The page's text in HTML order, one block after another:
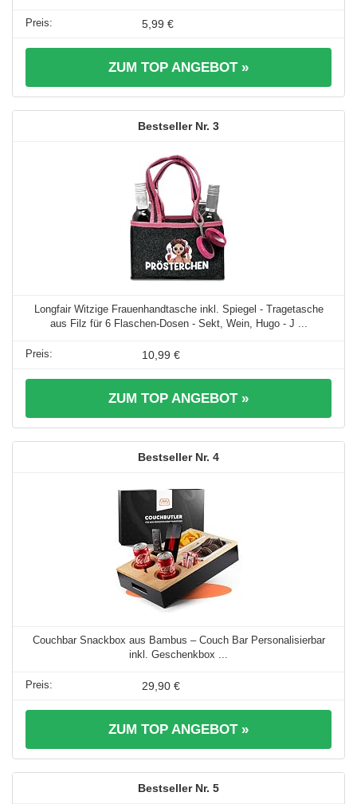
5,99 €
ZUM TOP ANGEBOT »
3
Longfair Witzige Frauenhandtasche inkl. Spiegel - Tragetasche
aus Filz für 6 Flaschen-Dosen - Sekt, Wein, Hugo - J ...
10,99 €
ZUM TOP ANGEBOT »
4
Couchbar Snackbox aus Bambus – Couch Bar Personalisierbar
inkl. Geschenkbox ...
29,90 €
ZUM TOP ANGEBOT »
5